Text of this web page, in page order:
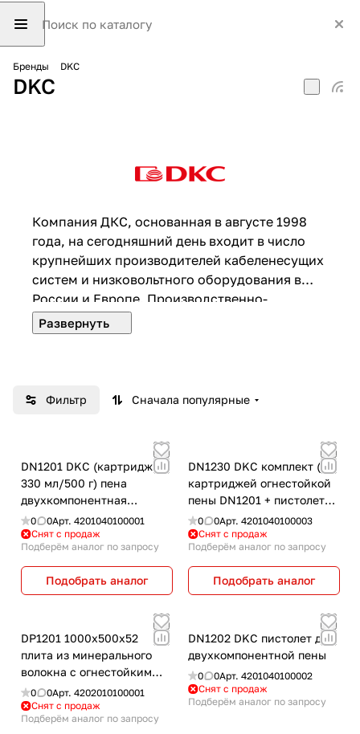
Бренды DKC
DKC
Компания ДКС, основанная в августе 1998
года, на сегодняшний день входит в число
крупнейших производителей кабеленесущих
систем и низковольтного оборудования в
России и Европе. Производственно-
складские комплексы ДКС расположены в
Твери, Новосибирске и во Владивостоке.
Фильтр Сначала популярные
DN1201 DKC (картридж
330 мл/500 г) пена
двухкомпонентная
огнезащитная
0 0Арт. 4201040100001
Снят с продаж
Подберём аналог по запросу
Подобрать аналог
DN1230 DKC комплект (5
картриджей огнестойкой
пены DN1201 + пистолет
DN1202)
0 0Арт. 4201040100003
Снят с продаж
Подберём аналог по запросу
Подобрать аналог
DP1201 1000х500х52
плита из минерального
волокна с огнестойким
покрытием DKC
0 0Арт. 4202010100001
Снят с продаж
Подберём аналог по запросу
DN1202 DKC пистолет для
двухкомпонентной пены
0 0Арт. 4201040100002
Снят с продаж
Подберём аналог по запросу